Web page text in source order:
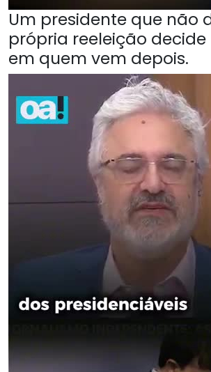
Um presidente que não
própria reeleição
em quem vem depois.